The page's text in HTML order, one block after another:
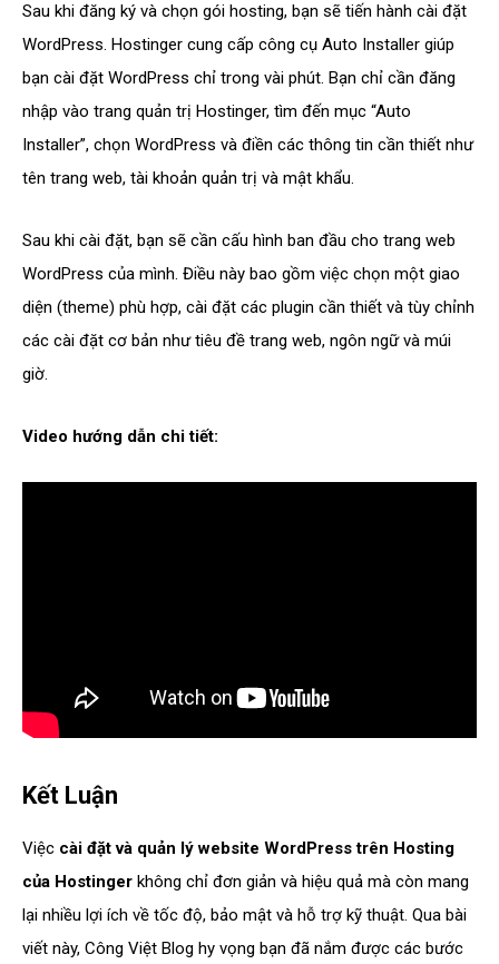
Sau khi đăng ký và chọn gói hosting, bạn sẽ tiến hành cài đặt
WordPress. Hostinger cung cấp công cụ Auto Installer giúp
bạn cài đặt WordPress chỉ trong vài phút. Bạn chỉ cần đăng
nhập vào trang quản trị Hostinger, tìm đến mục “Auto
Installer”, chọn WordPress và điền các thông tin cần thiết như
tên trang web, tài khoản quản trị và mật khẩu.
Sau khi cài đặt, bạn sẽ cần cấu hình ban đầu cho trang web
WordPress của mình. Điều này bao gồm việc chọn một giao
diện (theme) phù hợp, cài đặt các plugin cần thiết và tùy chỉnh
các cài đặt cơ bản như tiêu đề trang web, ngôn ngữ và múi
giờ.
Video hướng dẫn chi tiết:
Kết Luận
Việc cài đặt và quản lý website WordPress trên Hosting
của Hostinger không chỉ đơn giản và hiệu quả mà còn mang
lại nhiều lợi ích về tốc độ, bảo mật và hỗ trợ kỹ thuật. Qua bài
viết này, Công Việt Blog hy vọng bạn đã nắm được các bước